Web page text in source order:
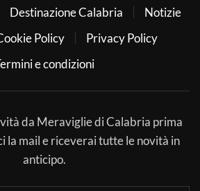
Destinazione Calabria
Notizie
Policy
Privacy Policy
e condizioni
da Meraviglie di Calabria prima
la mail e riceverai tutte le novità in
anticipo.